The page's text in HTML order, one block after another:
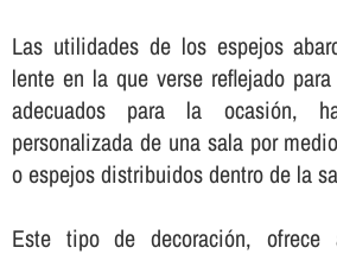
Las utilidades de los espejos
lente en la que verse reflejado
adecuados para la ocasión,
personalizada de una sala por
o espejos distribuidos dentro de la
Este tipo de decoración, ofrece